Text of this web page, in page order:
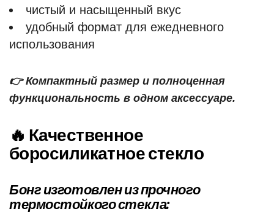
чистый и насыщенный вкус
удобный формат для ежедневного
использования
👉 Компактный размер и полноценная
функциональность в одном аксессуаре.
🔥 Качественное
боросиликатное стекло
Бонг изготовлен из прочного
термостойкого стекла: